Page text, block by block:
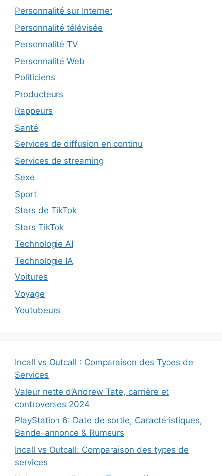
Personnalité sur Internet
Personnalité télévisée
Personnalité TV
Personnalité Web
Politiciens
Producteurs
Rappeurs
Santé
Services de diffusion en continu
Services de streaming
Sexe
Sport
Stars de TikTok
Stars TikTok
Technologie AI
Technologie IA
Voitures
Voyage
Youtubeurs
Incall vs Outcall : Comparaison des Types de
Services
Valeur nette d’Andrew Tate, carrière et
controverses 2024
PlayStation 6: Date de sortie, Caractéristiques,
Bande-annonce & Rumeurs
Incall vs Outcall: Comparaison des types de
services